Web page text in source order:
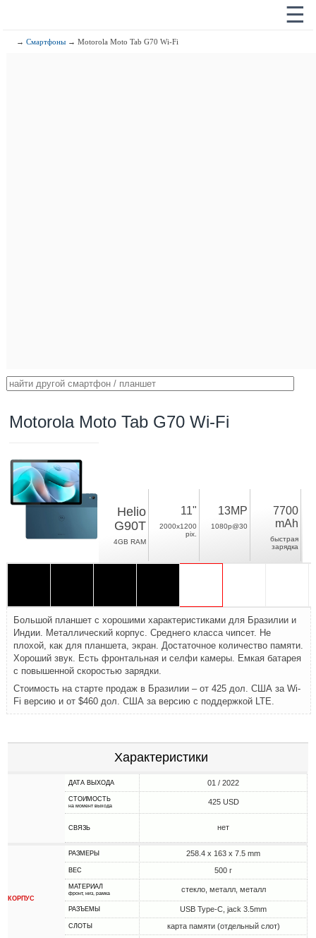
☰
→Смартфоны → Motorola Moto Tab G70 Wi-Fi
Motorola Moto Tab G70 Wi-Fi
Helio
G90T
4GB RAM
11"
2000x1200
pix.
13MP
1080p@30
7700
mAh
быстрая
зарядка
Большой планшет с хорошими характеристиками для Бразилии и
Индии. Металлический корпус. Среднего класса чипсет. Не
плохой, как для планшета, экран. Достаточное количество памяти.
Хороший звук. Есть фронтальная и селфи камеры. Емкая батарея
с повышенной скоростью зарядки.
Стоимость на старте продаж в Бразилии – от 425 дол. США за Wi-
Fi версию и от $460 дол. США за версию с поддержкой LTE.
Характеристики
ДАТА ВЫХОДА 01 / 2022
СТОИМОСТЬ
на момент выхода 425 USD
СВЯЗЬ нет
КОРПУС
РАЗМЕРЫ 258.4 x 163 x 7.5 mm
ВЕС 500 г
МАТЕРИАЛ
фронт, низ, рамка стекло, металл, металл
РАЗЪЕМЫ USB Type-C, jack 3.5mm
СЛОТЫ карта памяти (отдельный слот)